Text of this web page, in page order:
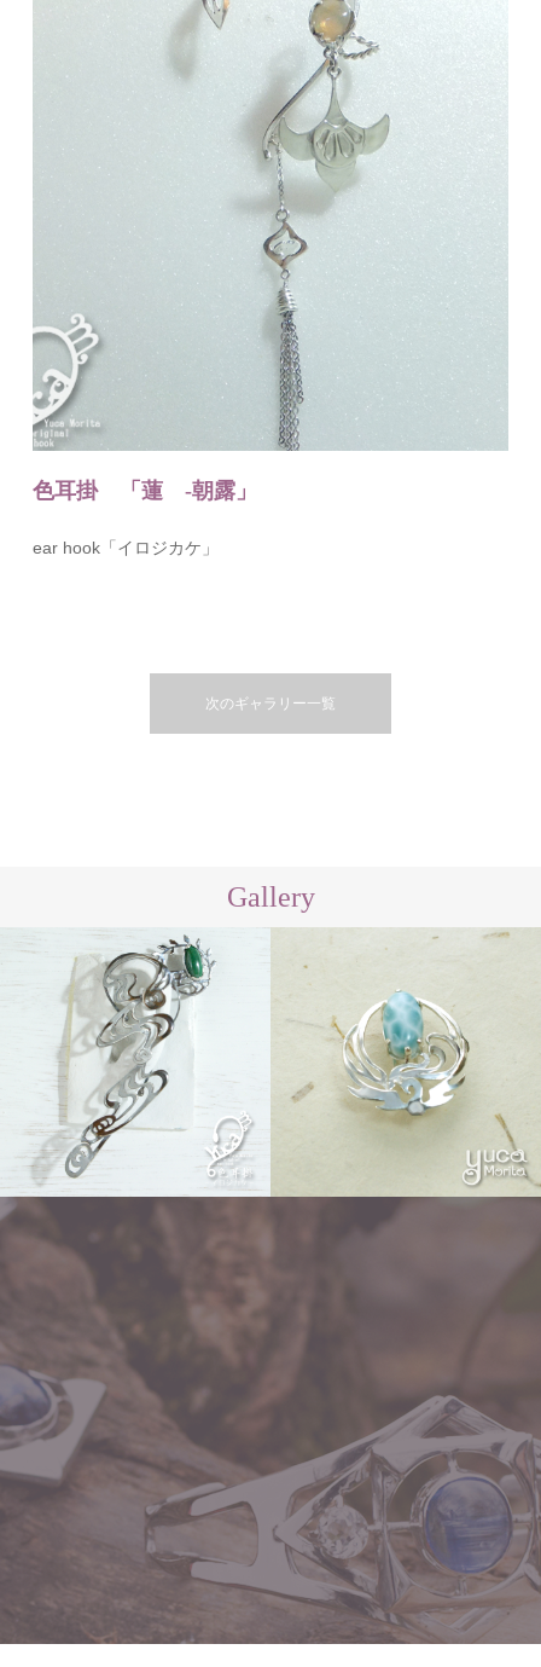
色耳掛 「蓮 -朝露」
ear hook「イロジカケ」
次のギャラリー一覧
Gallery
Other